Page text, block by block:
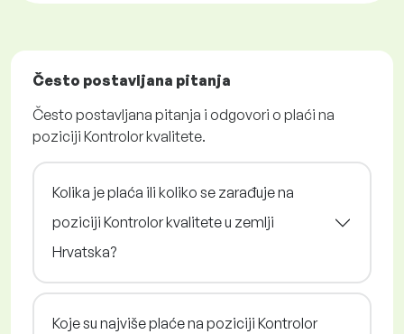
Često postavljana pitanja
Često postavljana pitanja i odgovori o plaći na
poziciji Kontrolor kvalitete.
Kolika je plaća ili koliko se zarađuje na
poziciji Kontrolor kvalitete u zemlji
Hrvatska?
Koje su najviše plaće na poziciji Kontrolor